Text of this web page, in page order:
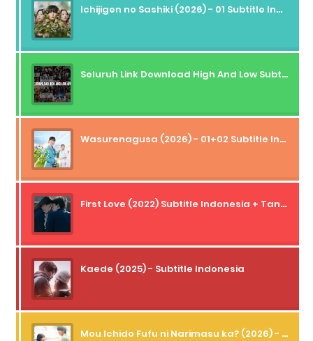
Ichijigen no Sashiki (2026) - 01 Subtitle Indonesia
Seluruh Link Download High And Low Subtitle Indonesia
Wasurenagusa (2026) - 01+02 Subtitle Indonesia
First Love (2022) Subtitle Indonesia + Tanpa Iklan + Streaming + 1080p
Kaede (2025) - Subtitle Indonesia
Mou Ichido Fufu ni Narimasu ka? (2026) - 01 Subtitle Indonesia